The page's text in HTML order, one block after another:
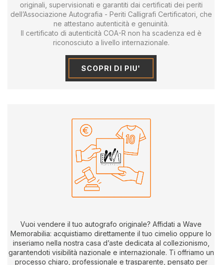
originali, supervisionati e garantiti dai certificati dei periti
dell’Associazione Autografia - Periti Calligrafi Certificatori, che
ne attestano autenticità e genuinità.
Il certificato di autenticità COA-R non ha scadenza ed è
riconosciuto a livello internazionale.
SCOPRI DI PIU'
Vuoi vendere il tuo autografo originale? Affidati a Wave
Memorabilia: acquistiamo direttamente il tuo cimelio oppure lo
inseriamo nella nostra casa d’aste dedicata al collezionismo,
garantendoti visibilità nazionale e internazionale. Ti offriamo un
processo chiaro, professionale e trasparente, pensato per